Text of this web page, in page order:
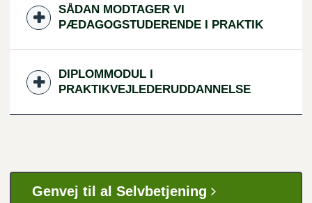
SÅDAN MODTAGER VI
PÆDAGOGSTUDERENDE I PRAKTIK
DIPLOMMODUL I
PRAKTIKVEJLEDERUDDANNELSE
Genvej til al Selvbetjening